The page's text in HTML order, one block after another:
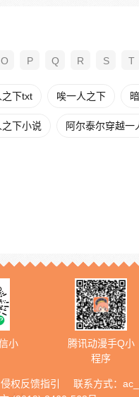
O P Q R S T
之下txt 唉一人之下
下小说 阿尔泰尔穿越一
小
腾讯动漫手Q小
程序
侵权反馈指引 联系方式：